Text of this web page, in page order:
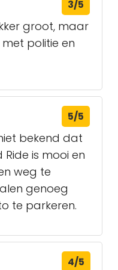
3/5
groot, maar
politie en
5/5
bekend dat
Ride is mooi en
weg te
genoeg
te parkeren.
4/5